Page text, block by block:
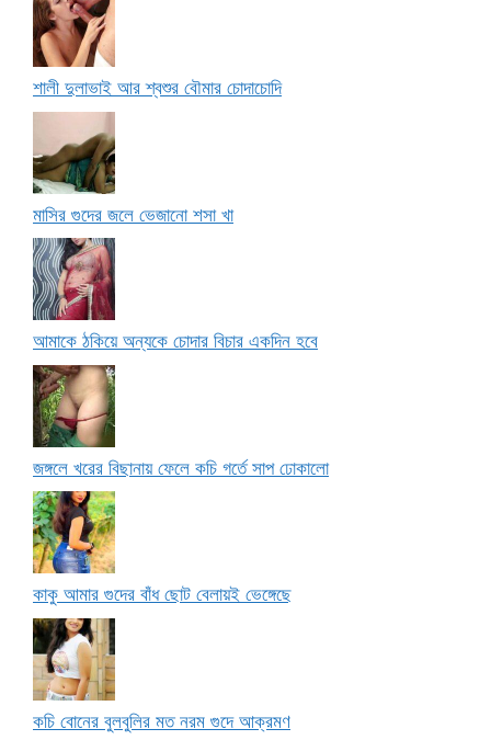
শালী দুলাভাই আর শ্বশুর বৌমার চোদাচোদি
মাসির গুদের জলে ভেজানো শসা খা
আমাকে ঠকিয়ে অন্যকে চোদার বিচার একদিন হবে
জঙ্গলে খরের বিছানায় ফেলে কচি গর্তে সাপ ঢোকালো
কাকু আমার গুদের বাঁধ ছোট বেলায়ই ভেঙ্গেছে
কচি বোনের বুলবুলির মত নরম গুদে আক্রমণ